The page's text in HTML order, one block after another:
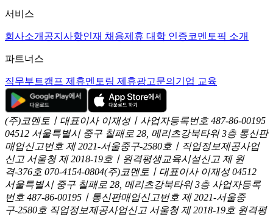
서비스
회사소개 공지사항인재 채용제휴 대학 인증코멘토픽 소개
파트너스
직무부트캠프 제휴멘토링 제휴광고문의 기업 교육
(주)코멘토ㅣ대표이사 이재성ㅣ사업자등록번호 487-86-00195
04512 서울특별시 중구 칠패로 28, 메리츠강북타워 3층 통신판
매업신고번호 제 2021-서울중구-2580호ㅣ직업정보제공사업
신고 서울청 제 2018-19호ㅣ원격평생교육시설신고 제 원
격-376호 070-4154-0804(주)코멘토ㅣ대표이사 이재성 04512
서울특별시 중구 칠패로 28, 메리츠강북타워 3층 사업자등록
번호 487-86-00195ㅣ통신판매업신고번호 제 2021-서울중
구-2580호 직업정보제공사업신고 서울청 제 2018-19호 원격평